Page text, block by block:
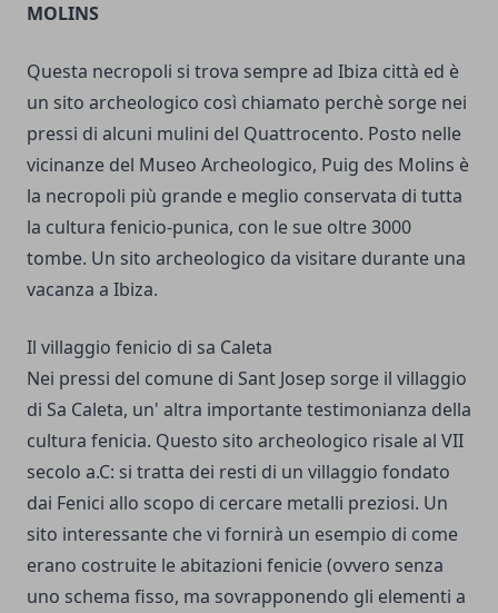
MOLINS
Questa necropoli si trova sempre ad Ibiza città ed è
un sito archeologico così chiamato perchè sorge nei
pressi di alcuni mulini del Quattrocento. Posto nelle
vicinanze del Museo Archeologico, Puig des Molins è
la necropoli più grande e meglio conservata di tutta
la cultura fenicio-punica, con le sue oltre 3000
tombe. Un sito archeologico da visitare durante una
vacanza a Ibiza.
Il villaggio fenicio di sa Caleta
Nei pressi del comune di Sant Josep sorge il villaggio
di Sa Caleta, un' altra importante testimonianza della
cultura fenicia. Questo sito archeologico risale al VII
secolo a.C: si tratta dei resti di un villaggio fondato
dai Fenici allo scopo di cercare metalli preziosi. Un
sito interessante che vi fornirà un esempio di come
erano costruite le abitazioni fenicie (ovvero senza
uno schema fisso, ma sovrapponendo gli elementi a